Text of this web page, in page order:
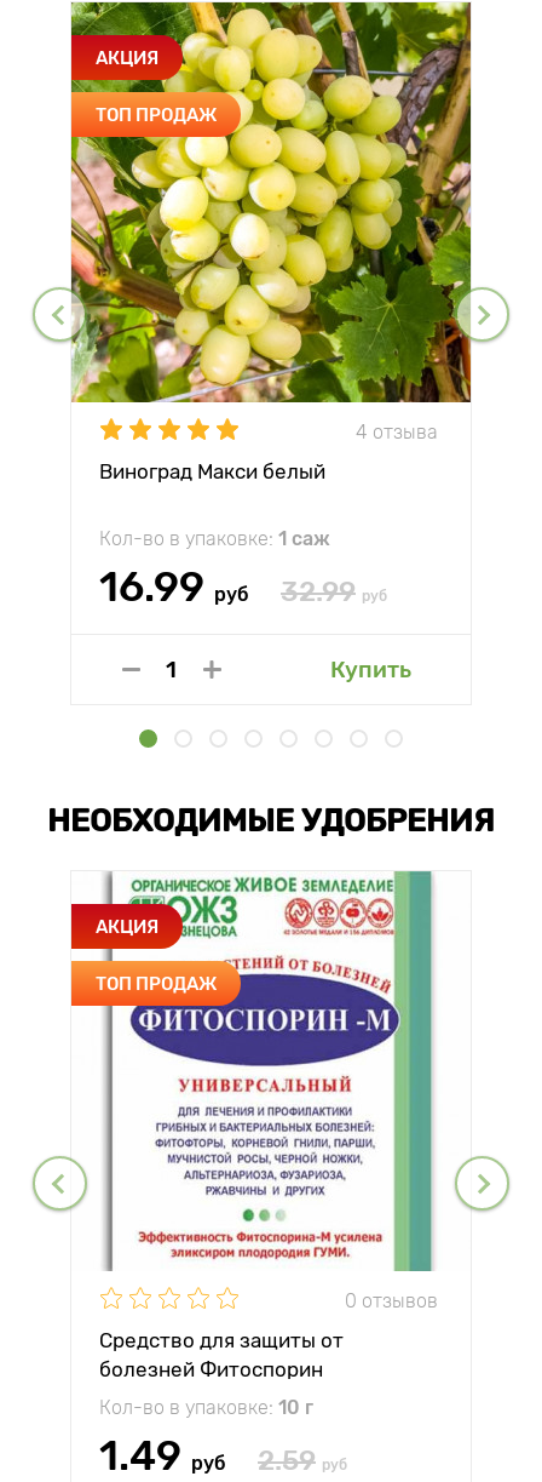
АКЦИЯ
ТОП ПРОДАЖ
4 отзыва
Виноград Макси белый
Кол-во в упаковке: 1 саж
16.99 руб 32.99 руб
Купить
НЕОБХОДИМЫЕ УДОБРЕНИЯ
АКЦИЯ
ТОП ПРОДАЖ
0 отзывов
Средство для защиты от
болезней Фитоспорин
Кол-во в упаковке: 10 г
1.49 руб 2.59 руб